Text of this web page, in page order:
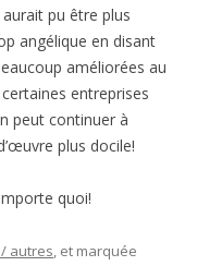
pu être plus
angélique en disant
améliorées au
entreprises
peut continuer à
plus docile!
quoi!
autres, et marquée